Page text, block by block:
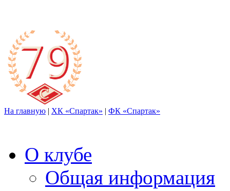
На главную | ХК «Спартак» | ФК «Спартак»
О клубе
Общая информация